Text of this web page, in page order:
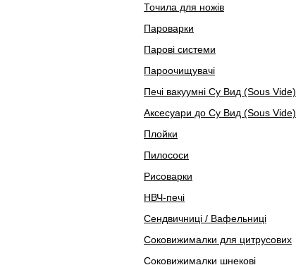
Точила для ножів
Пароварки
Парові системи
Пароочищувачі
Печі вакуумні Су Вид (Sous Vide)
Аксесуари до Су Вид (Sous Vide)
Плойки
Пилососи
Рисоварки
НВЧ-печі
Сендвичниці / Вафельниці
Соковижималки для цитрусових
Соковижималки шнекові